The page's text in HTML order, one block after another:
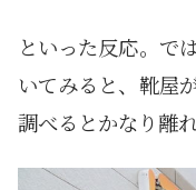
といった反応。で
いてみると、靴屋
調べるとかなり離れ